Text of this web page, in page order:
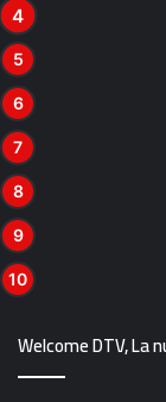
Welcome DTV, La